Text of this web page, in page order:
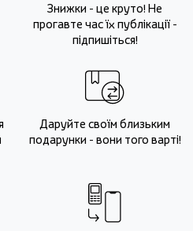
Знижки - це круто! Не
прогавте час їх публікації -
підпишіться!
Даруйте своїм близьким
подарунки - вони того варті!